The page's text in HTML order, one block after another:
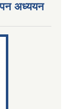
अध्ययन